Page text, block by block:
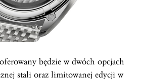
oferowany będzie w dwóch opcjach
stali oraz limitowanej edycji w